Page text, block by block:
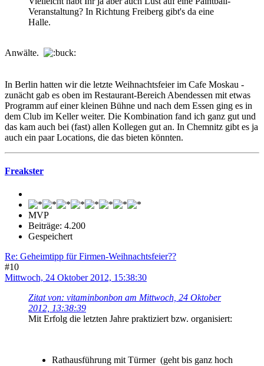
Veranstaltung? In Richtung Freiberg gibt's da eine
Halle.
Anwälte.
In Berlin hatten wir die letzte Weihnachtsfeier im Cafe Moskau -
zunächt gab es oben im Restaurant-Bereich Abendessen mit etwas
Programm auf einer kleinen Bühne und nach dem Essen ging es in
dem Club im Keller weiter. Die Kombination fand ich ganz gut und
das kam auch bei (fast) allen Kollegen gut an. In Chemnitz gibt es ja
auch ein paar Locations, die das bieten könnten.
Freakster
MVP
Beiträge: 4.200
Gespeichert
Re: Geheimtipp für Firmen-Weihnachtsfeier??
#10
Mittwoch, 24 Oktober 2012, 15:38:30
Zitat von: vitaminbonbon am Mittwoch, 24 Oktober
2012, 13:38:39
Mit Erfolg die letzten Jahre praktiziert bzw. organisiert:
Rathausführung mit Türmer (geht bis ganz hoch